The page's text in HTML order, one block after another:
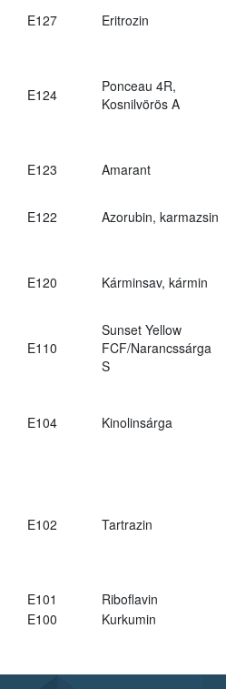
E127
Eritrozin
E124
Ponceau 4R,
Kosnilvörös A
E123
Amarant
E122 Azorubin, karmazsin
E120 Kárminsav, kármin
E110
Sunset Yellow
FCF/Narancssárga
S
E104 Kinolinsárga
E102 Tartrazin
E101
Riboflavin
E100
Kurkumin